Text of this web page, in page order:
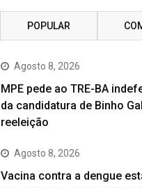
POPULAR
Agosto 8, 2026
MPE pede ao TRE-BA
da candidatura de Binho
reeleição
Agosto 8, 2026
Vacina contra a dengue